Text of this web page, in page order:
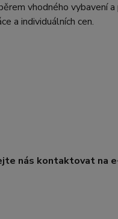
vhodného vybavení
a individuálních cen.
nás kontaktovat na